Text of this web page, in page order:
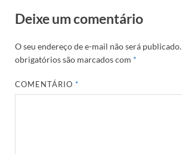
Deixe um comentário
O seu endereço de e-mail não será publicado.
obrigatórios são marcados com *
COMENTÁRIO*